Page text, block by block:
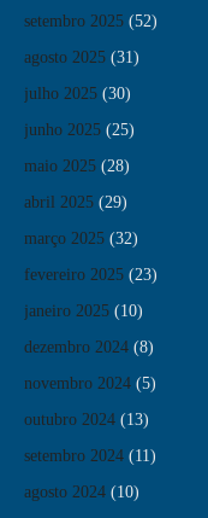
setembro 2025 (52)
agosto 2025 (31)
julho 2025 (30)
junho 2025 (25)
maio 2025 (28)
abril 2025 (29)
março 2025 (32)
fevereiro 2025 (23)
janeiro 2025 (10)
dezembro 2024 (8)
novembro 2024 (5)
outubro 2024 (13)
setembro 2024 (11)
agosto 2024 (10)